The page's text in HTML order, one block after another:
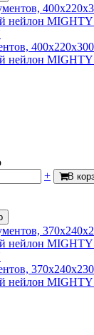
нейлон
+ В
нейлон MIGHTY